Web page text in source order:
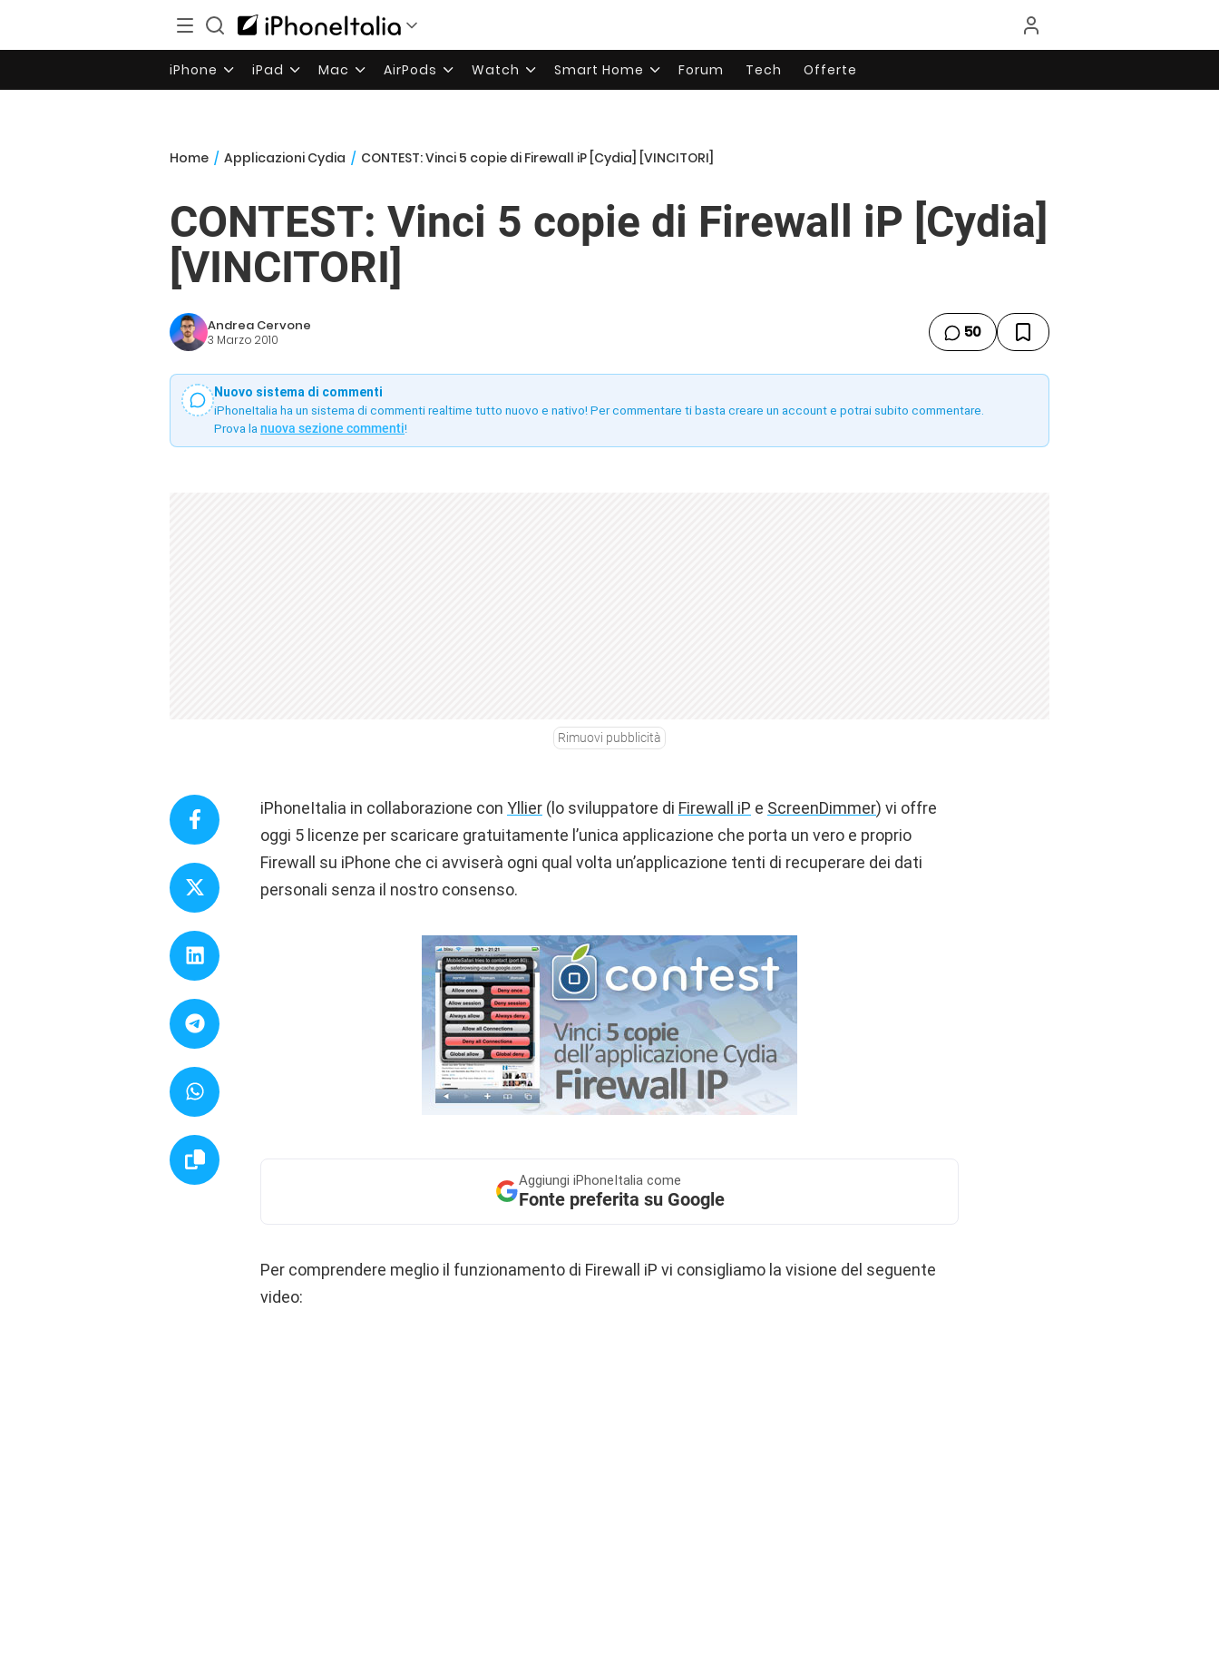
iPhone iPad Mac AirPods Watch Smart Home Forum Tech Offerte
Home / Applicazioni Cydia / CONTEST: Vinci 5 copie di Firewall iP [Cydia] [VINCITORI]
CONTEST: Vinci 5 copie di Firewall iP [Cydia]
[VINCITORI]
Andrea Cervone
3 Marzo 2010 50
Nuovo sistema di commenti
iPhoneItalia ha un sistema di commenti realtime tutto nuovo e nativo! Per commentare ti basta creare un account e potrai subito commentare.
Prova la nuova sezione commenti!
Rimuovi pubblicità
iPhoneItalia in collaborazione con Yllier (lo sviluppatore di Firewall iP e ScreenDimmer) vi offre
oggi 5 licenze per scaricare gratuitamente l’unica applicazione che porta un vero e proprio
Firewall su iPhone che ci avviserà ogni qual volta un’applicazione tenti di recuperare dei dati
personali senza il nostro consenso.
Aggiungi iPhoneItalia come
Fonte preferita su Google
Per comprendere meglio il funzionamento di Firewall iP vi consigliamo la visione del seguente
video: